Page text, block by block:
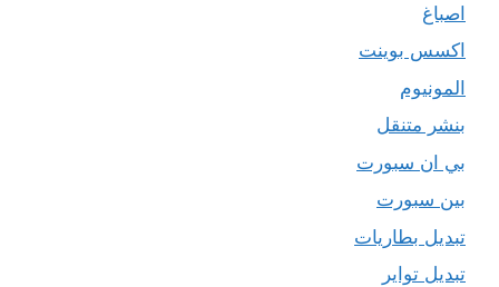
اصباغ
اكسس بوينت
المونيوم
بنشر متنقل
بي ان سبورت
بين سبورت
تبديل بطاريات
تبديل تواير